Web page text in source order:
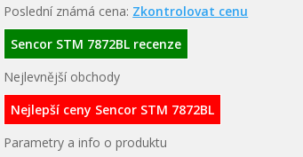
Poslední známá cena: Zkontrolovat cenu
Sencor STM 7872BL recenze
Nejlevnější obchody
Nejlepší ceny Sencor STM 7872BL
Parametry a info o produktu